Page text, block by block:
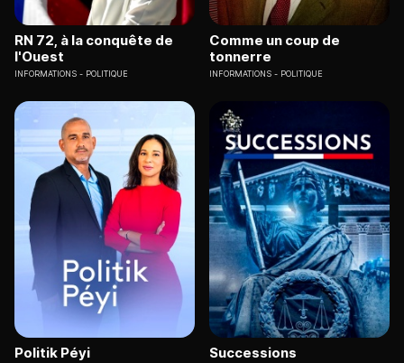
RN 72, à la conquête de
l'Ouest
INFORMATIONS POLITIQUE
Comme un coup de
tonnerre
INFORMATIONS POLITIQUE
Politik Péyi Successions